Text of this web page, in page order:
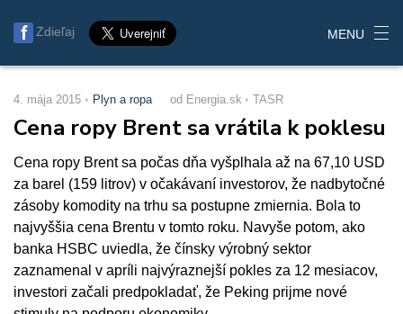
Zdieľaj MENU
4. mája 2015 Plyn a ropa od Energia.sk TASR
Cena ropy Brent sa vrátila k poklesu
Cena ropy Brent sa počas dňa vyšplhala až na 67,10 USD
za barel (159 litrov) v očakávaní investorov, že nadbytočné
zásoby komodity na trhu sa postupne zmiernia. Bola to
najvyššia cena Brentu v tomto roku. Navyše potom, ako
banka HSBC uviedla, že čínsky výrobný sektor
zaznamenal v apríli najvýraznejší pokles za 12 mesiacov,
investori začali predpokladať, že Peking prijme nové